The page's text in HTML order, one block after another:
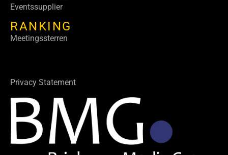
Eventssupplier
RANKING
Meetingssterren
Privacy Statement